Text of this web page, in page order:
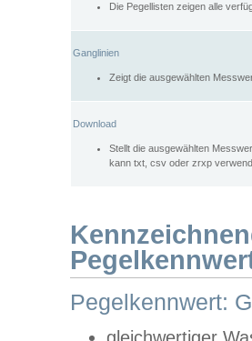
Die Pegellisten zeigen alle
Ganglinien
Zeigt die ausgewählten
Download
Stellt die ausgewählten
kann txt, csv oder zrxp
Pegelkennwert: